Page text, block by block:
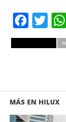
MÁS EN HILUX